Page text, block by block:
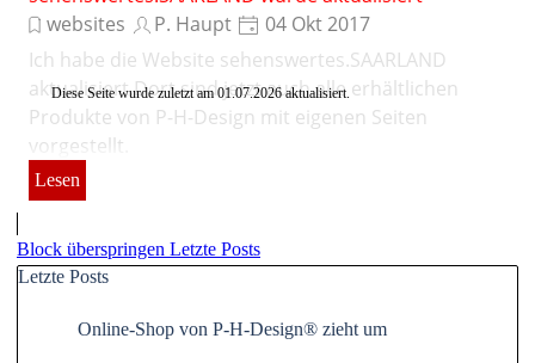
websites
P. Haupt
04 Okt 2017
Ich habe die Website sehenswertes.SAARLAND
aktualisiert.Dort sind jetzt auch alle erhältlichen
Produkte von P-H-Design mit eigenen Seiten
vorgestellt.
Lesen
Block überspringen Letzte Posts
Letzte Posts
Online-Shop von P-H-Design® zieht um
Diese Seite wurde zuletzt am01.07.2026aktualisiert.